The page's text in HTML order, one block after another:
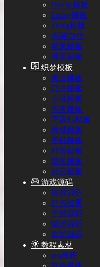
Discuz模板
Emlog模板
Zblog模板
帝国CMS
苹果模板
网页模板
织梦模板
商业模板
门户模板
小说模板
淘客模板
下载站模板
商城模板
手机模板
外贸模板
博客模板
其它模板
游戏源码
棋牌源码
红包扫雷
手游源码
端游源码
页游源码
教程素材
seo教程